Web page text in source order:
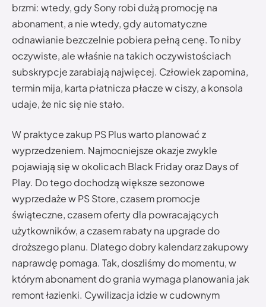
brzmi: wtedy, gdy Sony robi dużą promocję na
abonament, a nie wtedy, gdy automatyczne
odnawianie bezczelnie pobiera pełną cenę. To niby
oczywiste, ale właśnie na takich oczywistościach
subskrypcje zarabiają najwięcej. Człowiek zapomina,
termin mija, karta płatnicza płacze w ciszy, a konsola
udaje, że nic się nie stało.
W praktyce zakup PS Plus warto planować z
wyprzedzeniem. Najmocniejsze okazje zwykle
pojawiają się w okolicach Black Friday oraz Days of
Play. Do tego dochodzą większe sezonowe
wyprzedaże w PS Store, czasem promocje
świąteczne, czasem oferty dla powracających
użytkowników, a czasem rabaty na upgrade do
droższego planu. Dlatego dobry kalendarz zakupowy
naprawdę pomaga. Tak, doszliśmy do momentu, w
którym abonament do grania wymaga planowania jak
remont łazienki. Cywilizacja idzie w cudownym